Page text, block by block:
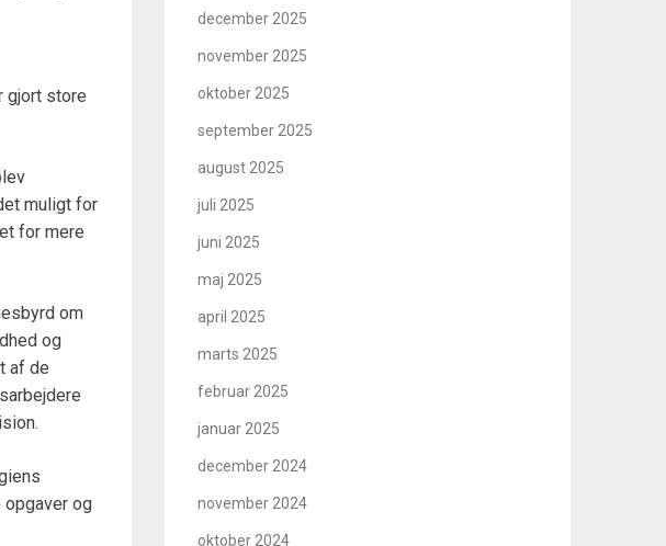
gjort store
muligt for
for mere
om
og
af de
og
december 2025
november 2025
oktober 2025
september 2025
august 2025
juli 2025
juni 2025
maj 2025
april 2025
marts 2025
februar 2025
januar 2025
december 2024
november 2024
oktober 2024